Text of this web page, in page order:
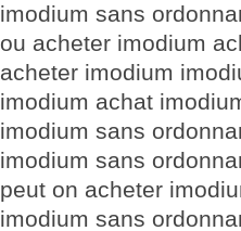
imodium sans
ou acheter imodium
acheter imodium
imodium achat
imodium sans
imodium sans
peut on acheter
imodium sans